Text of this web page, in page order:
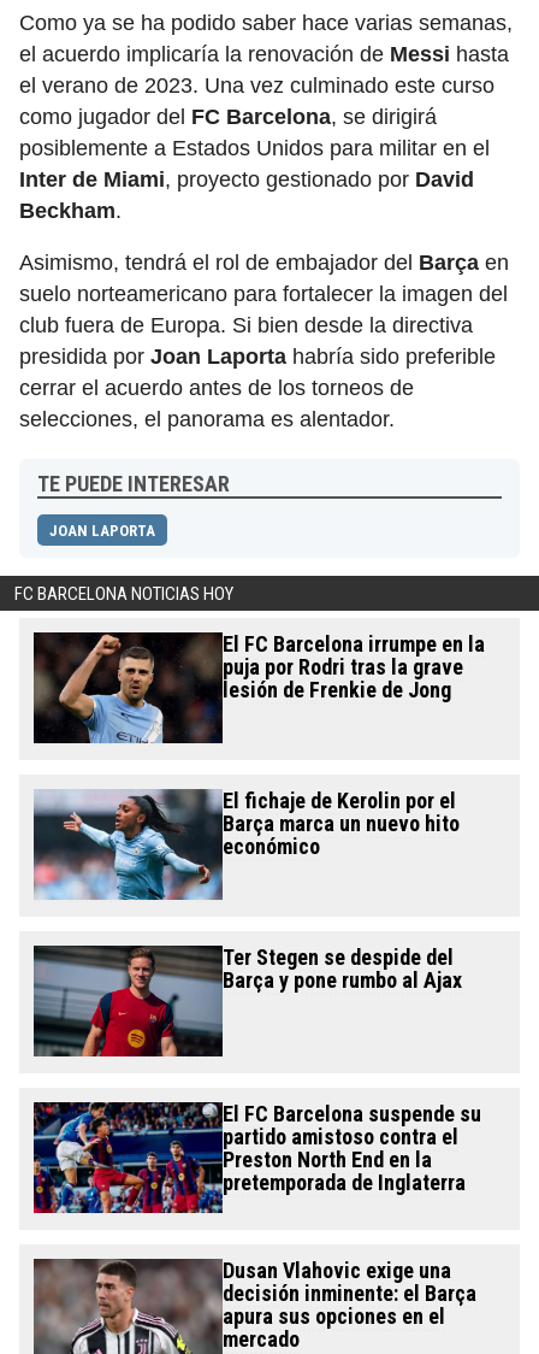
Como ya se ha podido saber hace varias semanas,
el acuerdo implicaría la renovación de Messi hasta
el verano de 2023. Una vez culminado este curso
como jugador del FC Barcelona, se dirigirá
posiblemente a Estados Unidos para militar en el
Inter de Miami, proyecto gestionado por David
Beckham.
Asimismo, tendrá el rol de embajador del Barça en
suelo norteamericano para fortalecer la imagen del
club fuera de Europa. Si bien desde la directiva
presidida por Joan Laporta habría sido preferible
cerrar el acuerdo antes de los torneos de
selecciones, el panorama es alentador.
TE PUEDE INTERESAR
JOAN LAPORTA
FC BARCELONA NOTICIAS HOY
El FC Barcelona irrumpe en la
puja por Rodri tras la grave
lesión de Frenkie de Jong
El fichaje de Kerolin por el
Barça marca un nuevo hito
económico
Ter Stegen se despide del
Barça y pone rumbo al Ajax
El FC Barcelona suspende su
partido amistoso contra el
Preston North End en la
pretemporada de Inglaterra
Dusan Vlahovic exige una
decisión inminente: el Barça
apura sus opciones en el
mercado